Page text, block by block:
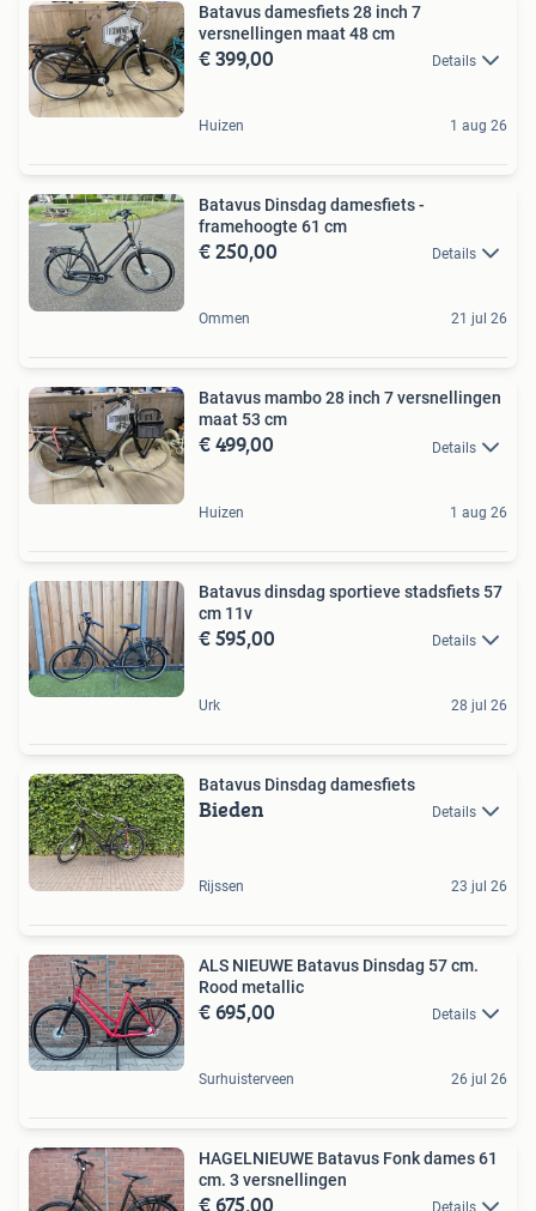
Batavus damesfiets 28 inch 7
versnellingen maat 48 cm
€ 399,00 Details
Huizen 1 aug 26
Batavus Dinsdag damesfiets -
framehoogte 61 cm
€ 250,00 Details
Ommen 21 jul 26
Batavus mambo 28 inch 7 versnellingen
maat 53 cm
€ 499,00 Details
Huizen 1 aug 26
Batavus dinsdag sportieve stadsfiets 57
cm 11v
€ 595,00 Details
Urk 28 jul 26
Batavus Dinsdag damesfiets
Bieden Details
Rijssen 23 jul 26
ALS NIEUWE Batavus Dinsdag 57 cm.
Rood metallic
€ 695,00 Details
Surhuisterveen 26 jul 26
HAGELNIEUWE Batavus Fonk dames 61
cm. 3 versnellingen
€ 675,00 Details